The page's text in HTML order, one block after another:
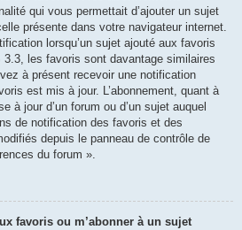
qui vous permettait d’ajouter un sujet
présente dans votre navigateur internet.
lorsqu’un sujet ajouté aux favoris
les favoris sont davantage similaires
à présent recevoir une notification
est mis à jour. L’abonnement, quant à
à jour d’un forum ou d’un sujet auquel
de notification des favoris et des
depuis le panneau de contrôle de
du forum ».
favoris ou m’abonner à un sujet